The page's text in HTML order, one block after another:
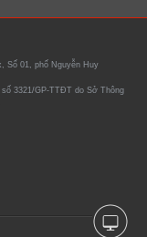
Số 01, phố Nguyễn Huy
3321/GP-TTĐT do Sở Thông